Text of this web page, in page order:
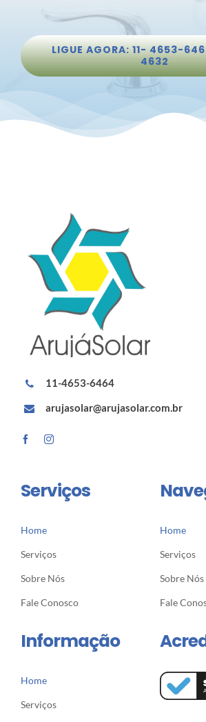
LIGUE AGORA: 11- 4653-
4632
11-4653-6464
arujasolar@arujasolar.com.br
Serviços
Home
Serviços
Sobre Nós
Fale Conosco
Home
Serviços
Sobre Nós
Fale
Informação
Home
Serviços